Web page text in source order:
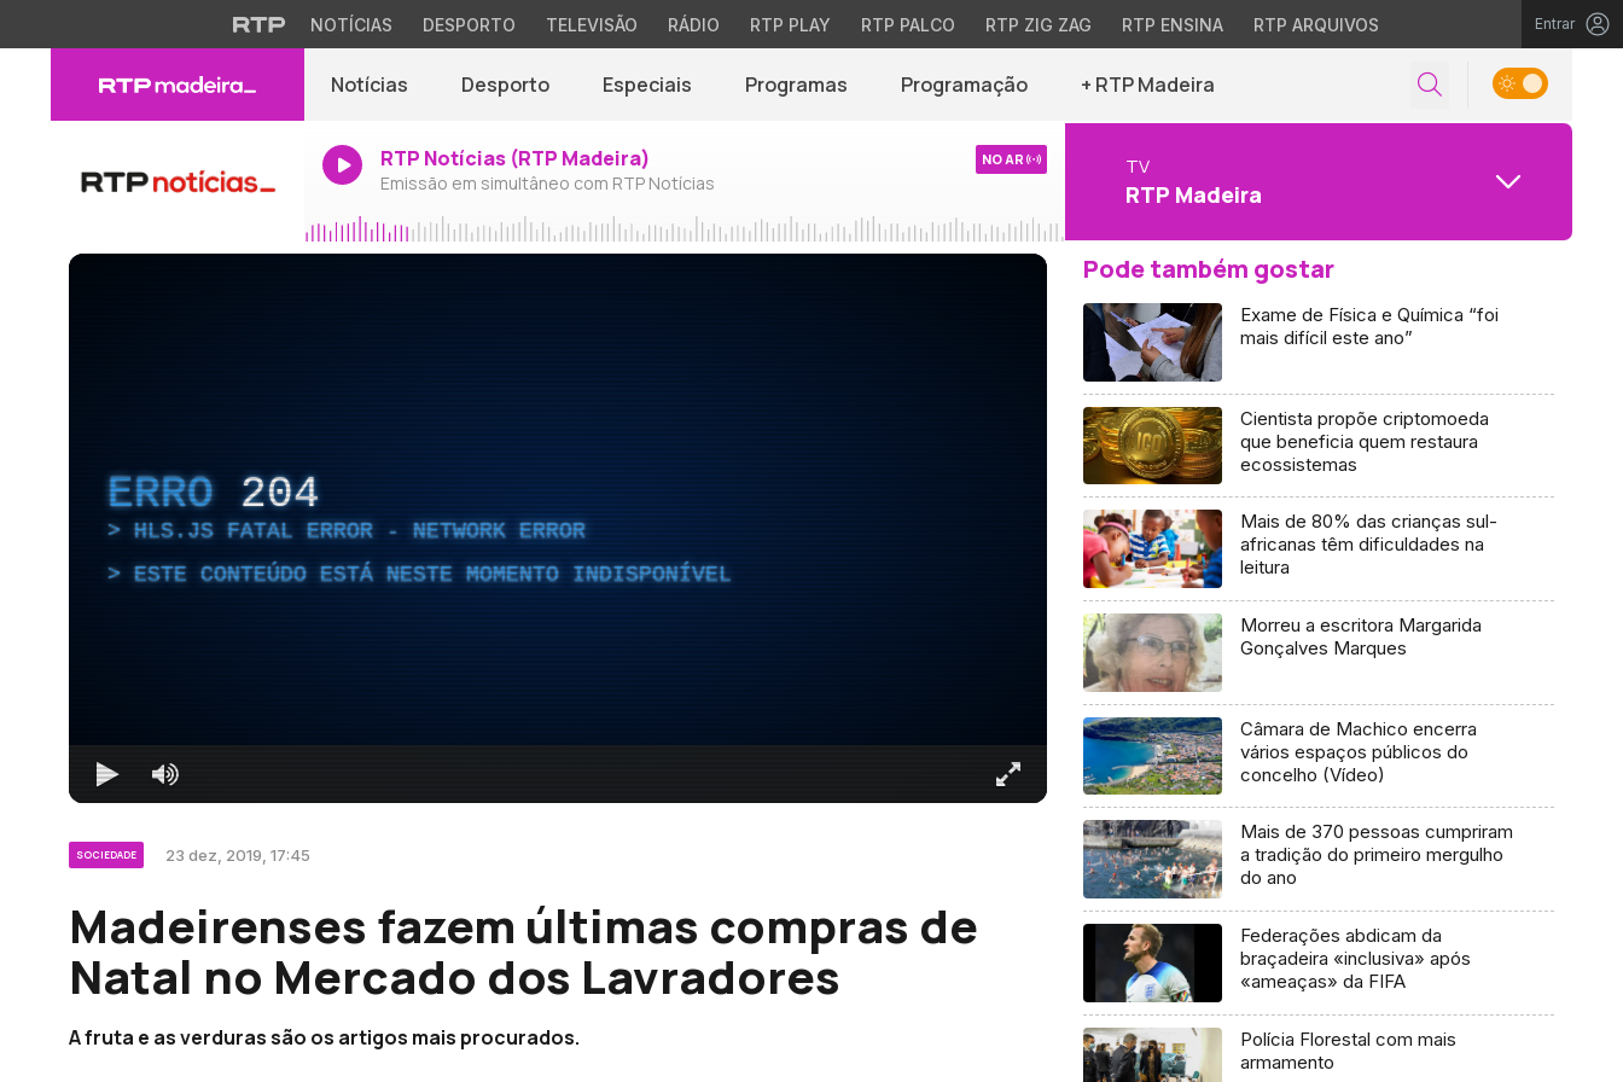
NOTÍCIAS DESPORTO TELEVISÃO RÁDIO RTP PLAY RTP PALCO RTP ZIG ZAG RTP ENSINA RTP ARQUIVOS Entrar
Notícias Desporto Especiais Programas Programação + RTP Madeira
RTP Notícias (RTP Madeira)
Emissão em simultâneo com RTP Notícias
NO AR TV
RTP Madeira
ERRO 204
HLS.JS FATAL ERROR - NETWORK ERROR
ESTE CONTEÚDO ESTÁ NESTE MOMENTO INDISPONÍVEL
SOCIEDADE 23 dez, 2019, 17:45
Madeirenses fazem últimas compras de
Natal no Mercado dos Lavradores
A fruta e as verduras são os artigos mais procurados.
Pode também gostar
Exame de Física e Química “foi
mais difícil este ano”
Cientista propõe criptomoeda
que beneficia quem restaura
ecossistemas
Mais de 80% das crianças sul-
africanas têm dificuldades na
leitura
Morreu a escritora Margarida
Gonçalves Marques
Câmara de Machico encerra
vários espaços públicos do
concelho (Vídeo)
Mais de 370 pessoas cumpriram
a tradição do primeiro mergulho
do ano
Federações abdicam da
braçadeira «inclusiva» após
«ameaças» da FIFA
Polícia Florestal com mais
armamento